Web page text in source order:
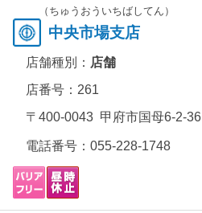
（ちゅうおういちばしてん）
中央市場支店
店舗種別： 店舗
店番号：261
〒400-0043 甲府市国母6-2-36
電話番号： 055-228-1748